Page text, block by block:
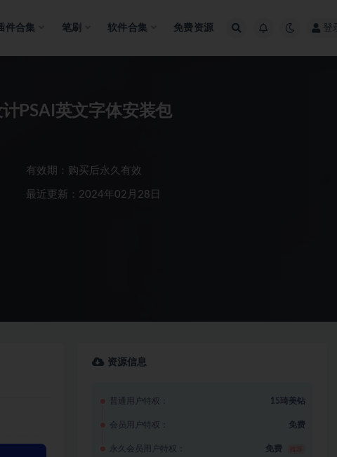
件合集 笔刷 软件合集 免费资源 登
PSAI英文字体安装包
有效期：购买后永久有效
最近更新：2024年02月28日
资源信息
普通用户特权： 15琦美钻
会员用户特权： 免费
永久会员用户特权： 免费